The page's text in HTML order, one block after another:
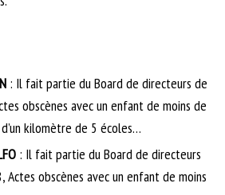
: Il fait partie du Board de directeurs de
obscènes avec un enfant de moins de
kilomètre de 5 écoles…
: Il fait partie du Board de directeurs
obscènes avec un enfant de moins